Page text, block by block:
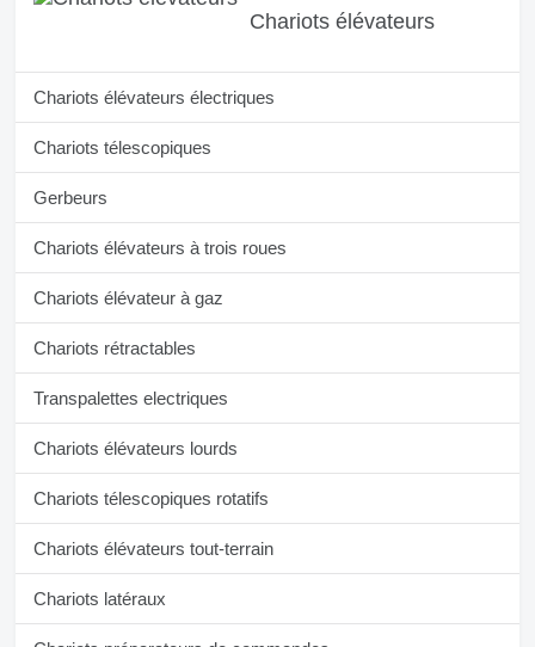
Chariots élévateurs
Chariots élévateurs électriques
Chariots télescopiques
Gerbeurs
Chariots élévateurs à trois roues
Chariots élévateur à gaz
Chariots rétractables
Transpalettes electriques
Chariots élévateurs lourds
Chariots télescopiques rotatifs
Chariots élévateurs tout-terrain
Chariots latéraux